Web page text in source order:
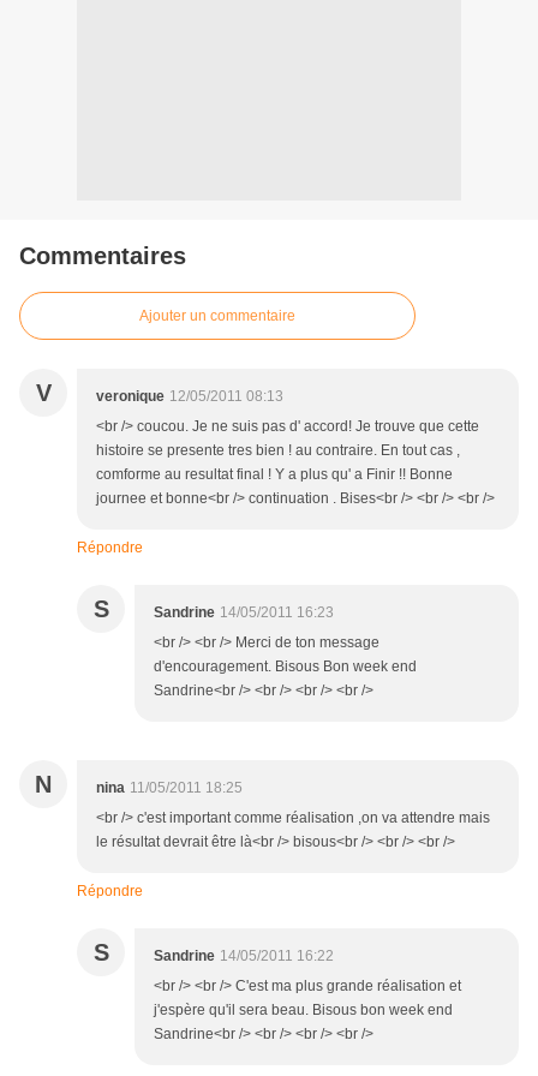
Commentaires
Ajouter un commentaire
V veronique 12/05/2011 08:13
<br /> coucou. Je ne suis pas d' accord! Je trouve que cette
histoire se presente tres bien ! au contraire. En tout cas ,
comforme au resultat final ! Y a plus qu' a Finir !! Bonne
journee et bonne<br /> continuation . Bises<br /> <br /> <br />
Répondre
S Sandrine 14/05/2011 16:23
<br /> <br /> Merci de ton message
d'encouragement. Bisous Bon week end
Sandrine<br /> <br /> <br /> <br />
N nina 11/05/2011 18:25
<br /> c'est important comme réalisation ,on va attendre mais
le résultat devrait être là<br /> bisous<br /> <br /> <br />
Répondre
S Sandrine 14/05/2011 16:22
<br /> <br /> C'est ma plus grande réalisation et
j'espère qu'il sera beau. Bisous bon week end
Sandrine<br /> <br /> <br /> <br />